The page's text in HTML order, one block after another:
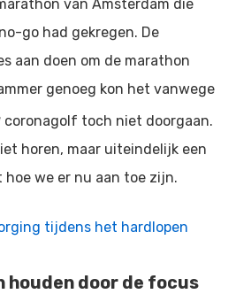
van Amsterdam die
go had gekregen. De
aan doen om de marathon
genoeg kon het vanwege
coronagolf toch niet doorgaan.
horen, maar uiteindelijk een
we er nu aan toe zijn.
tijdens het hardlopen
houden door de focus